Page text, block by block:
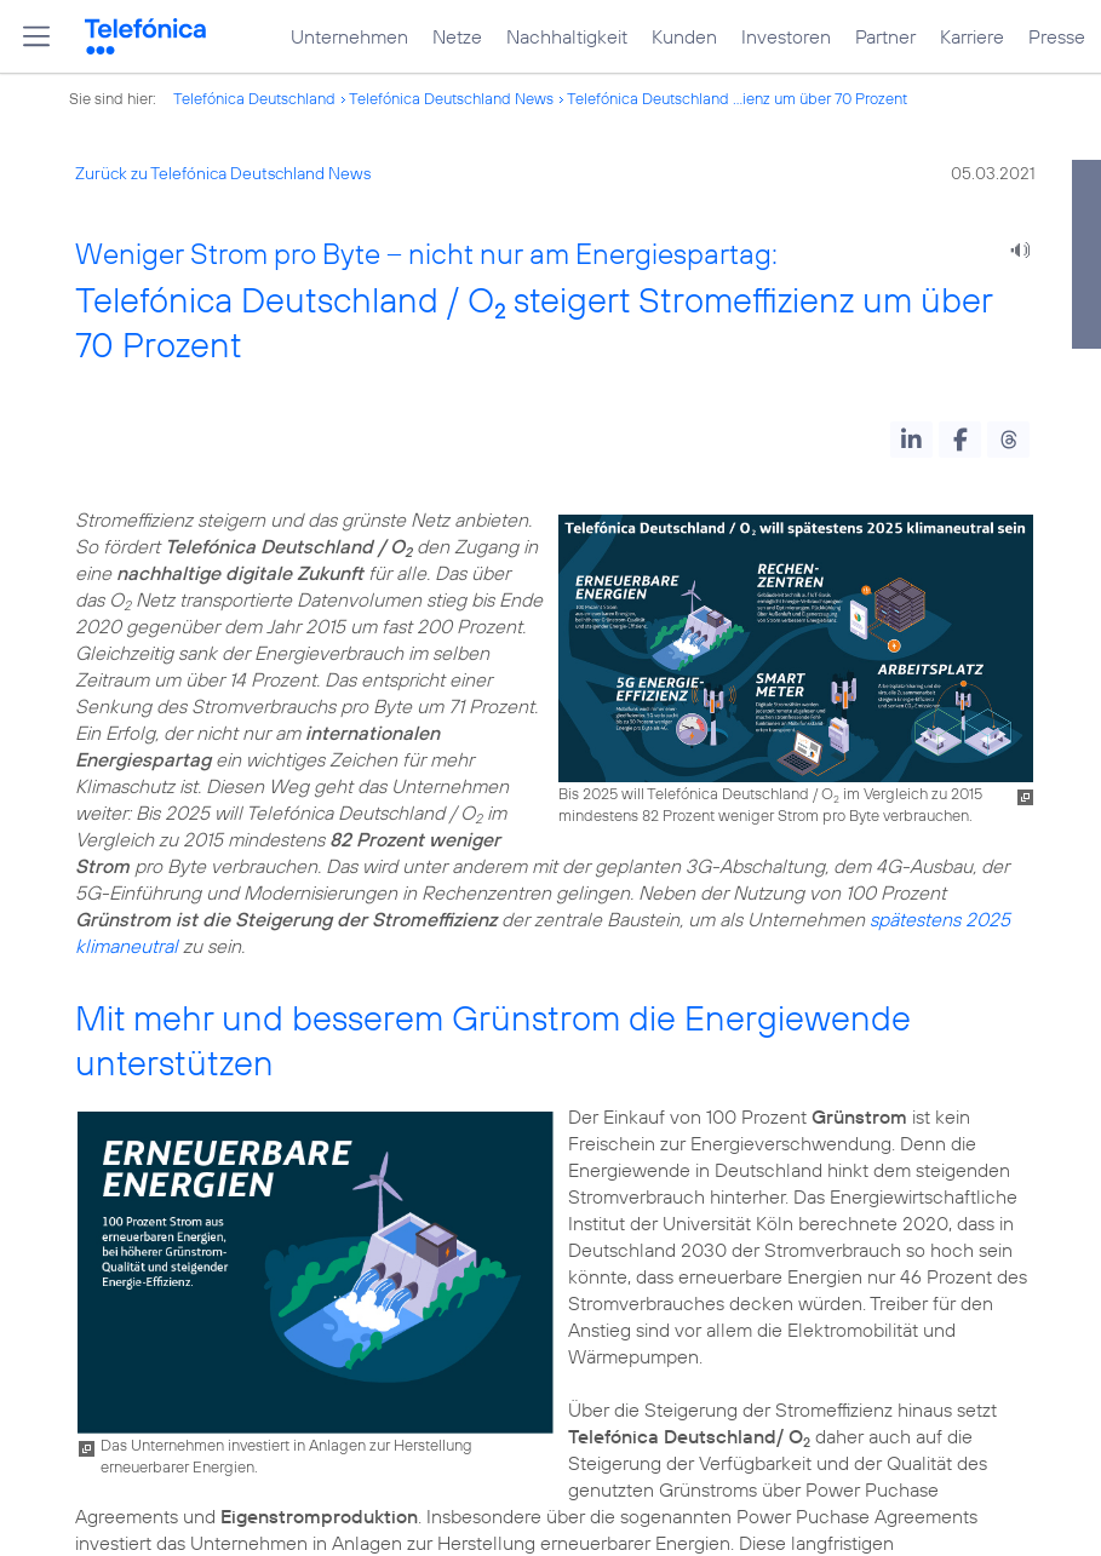
Unternehmen Netze Nachhaltigkeit Kunden Investoren Partner Karriere Presse
Sie sind hier: Telefónica Deutschland Telefónica Deutschland News Telefónica Deutschland ...ienz um über 70 Prozent
Zurück zu Telefónica Deutschland News 05.03.2021
Weniger Strom pro Byte – nicht nur am Energiespartag:
Telefónica Deutschland / O2 steigert Stromeffizienz um über
70 Prozent
Bis 2025 will Telefónica Deutschland / O2im Vergleich zu 2015
mindestens 82 Prozent weniger Strom pro Byte verbrauchen.
Stromeffizienz steigern und das grünste Netz anbieten.
So fördert Telefónica Deutschland / O2den Zugang in
eine nachhaltige digitale Zukunftfür alle. Das über
das O2Netz transportierte Datenvolumen stieg bis Ende
2020 gegenüber dem Jahr 2015 um fast 200 Prozent.
Gleichzeitig sank der Energieverbrauch im selben
Zeitraum um über 14 Prozent. Das entspricht einer
Senkung des Stromverbrauchs pro Byte um 71 Prozent.
Ein Erfolg, der nicht nur am internationalen
Energiespartagein wichtiges Zeichen für mehr
Klimaschutz ist. Diesen Weg geht das Unternehmen
weiter: Bis 2025 will Telefónica Deutschland / O2im
Vergleich zu 2015 mindestens 82 Prozent weniger
Strom pro Byte verbrauchen. Das wird unter anderem mit der geplanten 3G-Abschaltung, dem 4G-Ausbau, der
5G-Einführung und Modernisierungen in Rechenzentren gelingen. Neben der Nutzung von 100 Prozent
Grünstrom ist die Steigerung der Stromeffizienzder zentrale Baustein, um als Unternehmen spätestens 2025
klimaneutralzu sein.
Mit mehr und besserem Grünstrom die Energiewende
unterstützen
Das Unternehmen investiert in Anlagen zur Herstellung
erneuerbarer Energien.
Der Einkauf von 100 Prozent Grünstrom ist kein
Freischein zur Energieverschwendung. Denn die
Energiewende in Deutschland hinkt dem steigenden
Stromverbrauch hinterher. Das Energiewirtschaftliche
Institut der Universität Köln berechnete 2020, dass in
Deutschland 2030 der Stromverbrauch so hoch sein
könnte, dass erneuerbare Energien nur 46 Prozent des
Stromverbrauches decken würden. Treiber für den
Anstieg sind vor allem die Elektromobilität und
Wärmepumpen.
Über die Steigerung der Stromeffizienz hinaus setzt
Telefónica Deutschland/ O2daher auch auf die
Steigerung der Verfügbarkeit und der Qualität des
genutzten Grünstroms über Power Puchase
Agreements und Eigenstromproduktion. Insbesondere über die sogenannten Power Puchase Agreements
investiert das Unternehmen in Anlagen zur Herstellung erneuerbarer Energien. Diese langfristigen